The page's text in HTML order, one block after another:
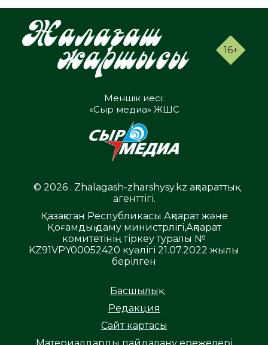
16+
Меншік иесі:
«Сыр медиа» ЖШС
© 2026 . Zhalagash-zharshysy.kz ақпараттық
агенттігі.
Қазақстан Республикасы Ақпарат және
Қоғамдық даму министрлігі,Ақпарат
комитетінің тіркеу туралы №
KZ91VPY00052420 куәлігі 21.07.2022 жылы
берілген
Басшылық
Редакция
Сайт картасы